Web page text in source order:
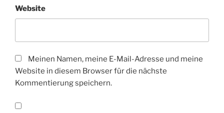
Website
Meinen Namen, meine E-Mail-Adresse und meine
Website in diesem Browser für die nächste
Kommentierung speichern.